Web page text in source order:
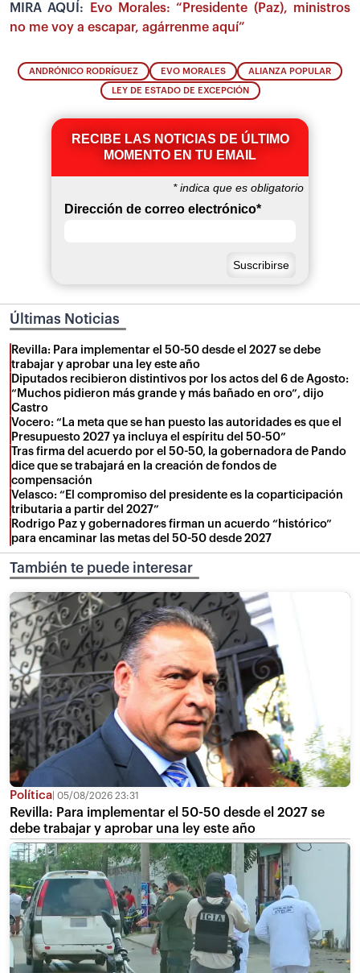
MIRA AQUÍ:
Evo Morales: “Presidente (Paz), ministros
no me voy a escapar, agárrenme aquí”
ANDRÓNICO RODRÍGUEZ EVO MORALES ALIANZA POPULAR
LEY DE ESTADO DE EXCEPCIÓN
RECIBE LAS NOTICIAS DE ÚLTIMO
MOMENTO EN TU EMAIL
*indica que es obligatorio
Dirección de correo electrónico*
Últimas Noticias
Revilla: Para implementar el 50-50 desde el 2027 se debe
trabajar y aprobar una ley este año
Diputados recibieron distintivos por los actos del 6 de Agosto:
“Muchos pidieron más grande y más bañado en oro”, dijo
Castro
Vocero: “La meta que se han puesto las autoridades es que el
Presupuesto 2027 ya incluya el espíritu del 50-50”
Tras firma del acuerdo por el 50-50, la gobernadora de Pando
dice que se trabajará en la creación de fondos de
compensación
Velasco: “El compromiso del presidente es la coparticipación
tributaria a partir del 2027”
Rodrigo Paz y gobernadores firman un acuerdo “histórico”
para encaminar las metas del 50-50 desde 2027
También te puede interesar
Política 05/08/2026 23:31
Revilla: Para implementar el 50-50 desde el 2027 se
debe trabajar y aprobar una ley este año